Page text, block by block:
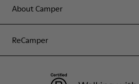
About Camper
ReCamper